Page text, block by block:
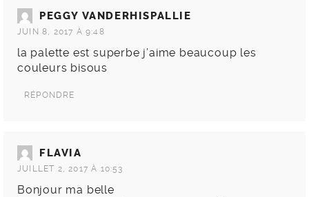
PEGGY VANDERHISPALLIE
JUIN 8, 2017 À 9:48
la palette est superbe j’aime beaucoup les
couleurs bisous
RÉPONDRE
FLAVIA
JUILLET 2, 2017 À 10:53
Bonjour ma belle